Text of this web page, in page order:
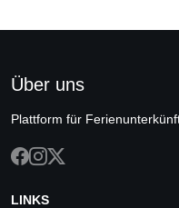
Über uns
Plattform für
LINKS